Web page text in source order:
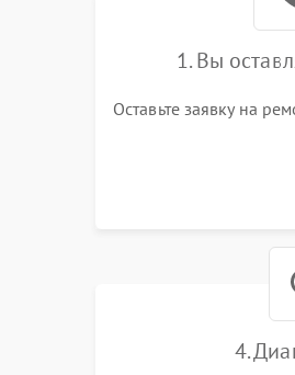
1. Вы
Оставьте заявку на
4.